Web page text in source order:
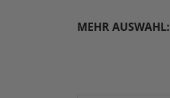
MEHR AUSWAHL: